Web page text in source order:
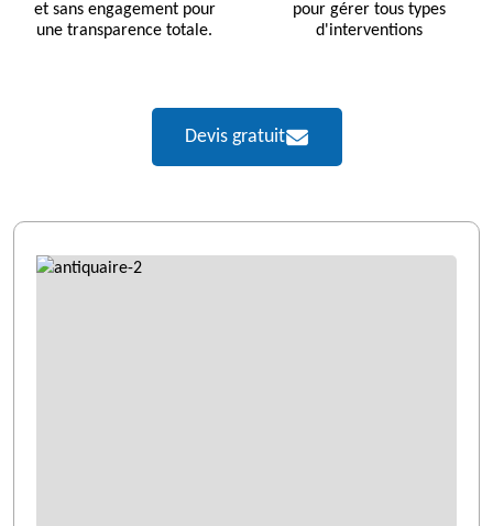
et sans engagement pour
une transparence totale.
pour gérer tous types
d'interventions
Devis gratuit